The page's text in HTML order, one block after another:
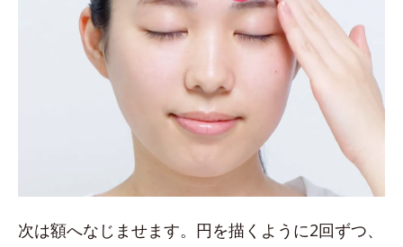
次は額へなじませます。円を描くように2回ずつ、